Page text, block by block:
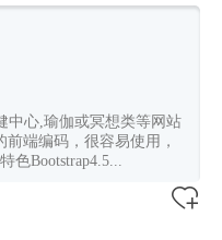
中心,瑜伽或冥想类等网站
前端编码，很容易使用，
Bootstrap4.5...